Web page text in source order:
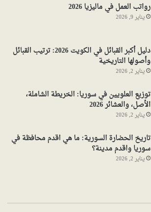
رواتب العمل في ماليزيا 2026
يناير 9, 2026
دليل أكبر القبائل في الكويت 2026: ترتيب القبائل
وأصولها التاريخية
يناير 2, 2026
توزيع العلويين في سوريا: الخريطة الشاملة،
الأصل، والعشائر 2026
يناير 2, 2026
تاريخ الحضارة السورية: ما هي اقدم محافظة في
سوريا واقدم مدينة؟
يناير 2, 2026